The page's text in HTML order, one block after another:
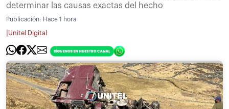
determinar las causas exactas del hecho
Publicación: Hace 1 hora
Unitel Digital